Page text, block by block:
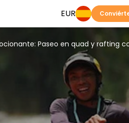
EUR
Paseo en quad y rafting